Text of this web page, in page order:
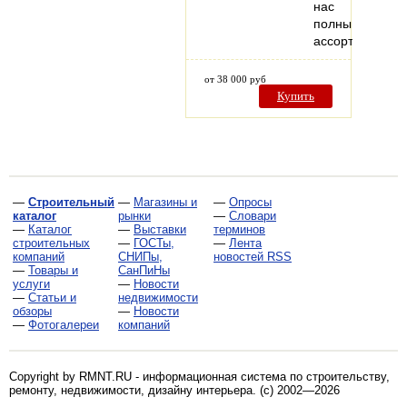
нас
полный
ассортимент…
от 38 000 руб
Купить
— Строительный
каталог
— Каталог
строительных
компаний
— Товары и
услуги
— Статьи и
обзоры
— Фотогалереи
— Магазины и
рынки
— Выставки
— ГОСТы,
СНИПы,
СанПиНы
— Новости
недвижимости
— Новости
компаний
— Опросы
— Словари
терминов
— Лента
новостей RSS
Copyright by RMNT.RU - информационная система по строительству,
ремонту, недвижимости, дизайну интерьера. (c) 2002—2026